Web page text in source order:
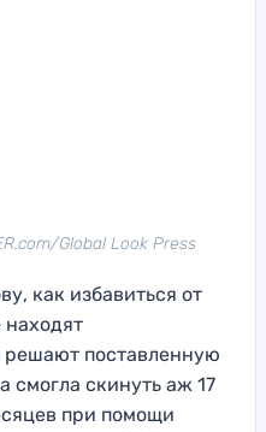
Global Look Press
как избавиться от
находят
поставленную
смогла скинуть аж 17
при помощи